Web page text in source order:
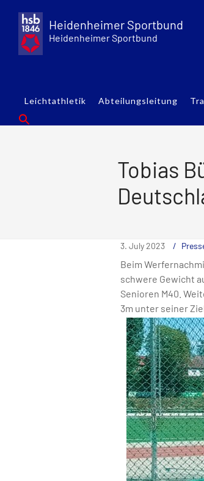
content
Heidenheimer Sportbund
Heidenheimer Sportbund
Leichtathletik Abteilungsleitung
Tobias
3. July 2023
Beim
schwere Gewicht
Senioren M40.
3m unter seiner